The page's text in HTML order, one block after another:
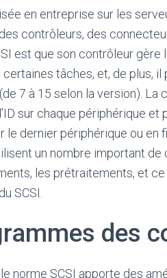
en entreprise sur les
contrôleurs, des
est que son contrôleur
tâches, et, de plus,
7 à 15 selon la version). La
sur chaque périphérique et
le dernier périphérique ou en
un nombre important
les prétraitements, et
SCSI.
des
norme SCSI apporte des